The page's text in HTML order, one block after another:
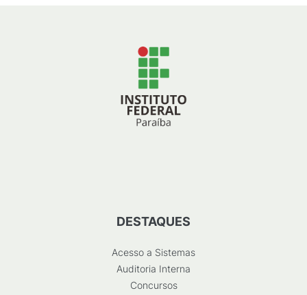
DESTAQUES
Acesso a Sistemas
Auditoria Interna
Concursos